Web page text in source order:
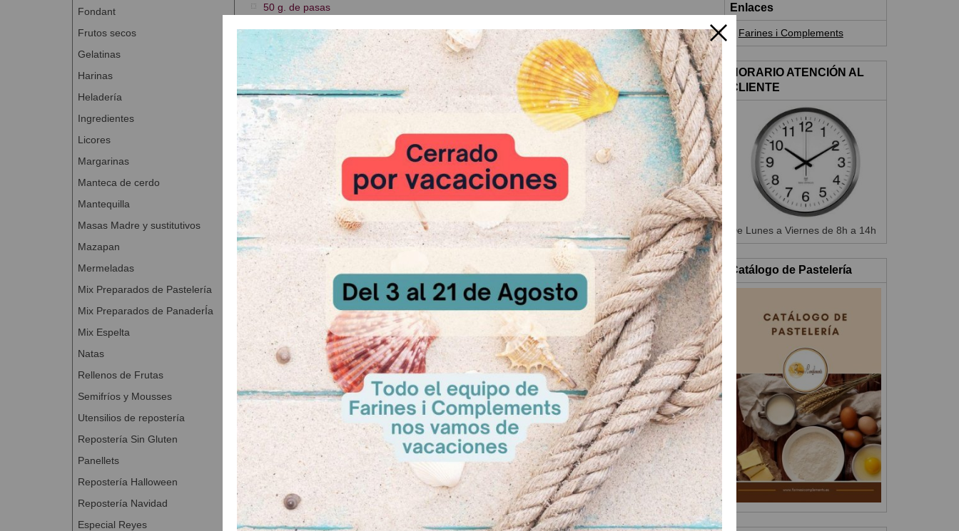
Fondant
Frutos secos
Gelatinas
Harinas
Heladería
Ingredientes
Licores
Margarinas
Manteca de cerdo
Mantequilla
Masas Madre y sustitutivos
Mazapan
Mermeladas
Mix Preparados de Pastelería
Mix Preparados de PanaderÍa
Mix Espelta
Natas
Rellenos de Frutas
Semifríos y Mousses
Utensilios de repostería
Repostería Sin Gluten
Panellets
Repostería Halloween
Repostería Navidad
Especial Reyes
50 g. de pasas
50 g. de higos secos
Elaboración con St. Allery Revolution
Mezclar todos los ingredientes como si se tratara de un Plum Cake clásico, poner en moldes
pequeños redondos y cocer a 180 – 190 Cº durante unos 20 min. aproximadamente (dependerá
del horno que disponga cada uno).
Para terminar, decorar con azúcar glas.
Preparación de la receta:
30 min. aproximadamente
Dificultad Baja
Enlaces
Farines i Complements
HORARIO ATENCIÓN AL
CLIENTE
De Lunes a Viernes de 8h a 14h
Catálogo de Pastelería